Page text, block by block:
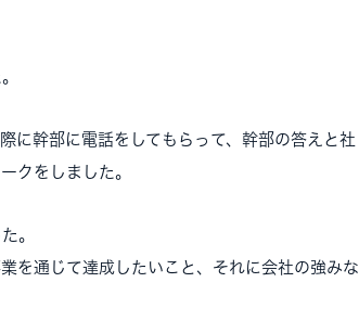
に幹部に電話をしてもらって、幹部の答えと社
クをしました。
。
を通じて達成したいこと、それに会社の強みな